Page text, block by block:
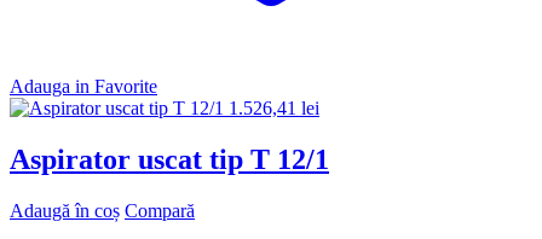
Adauga in Favorite
1.526,41 lei
Aspirator uscat tip T 12/1
Adaugă în coș Compară